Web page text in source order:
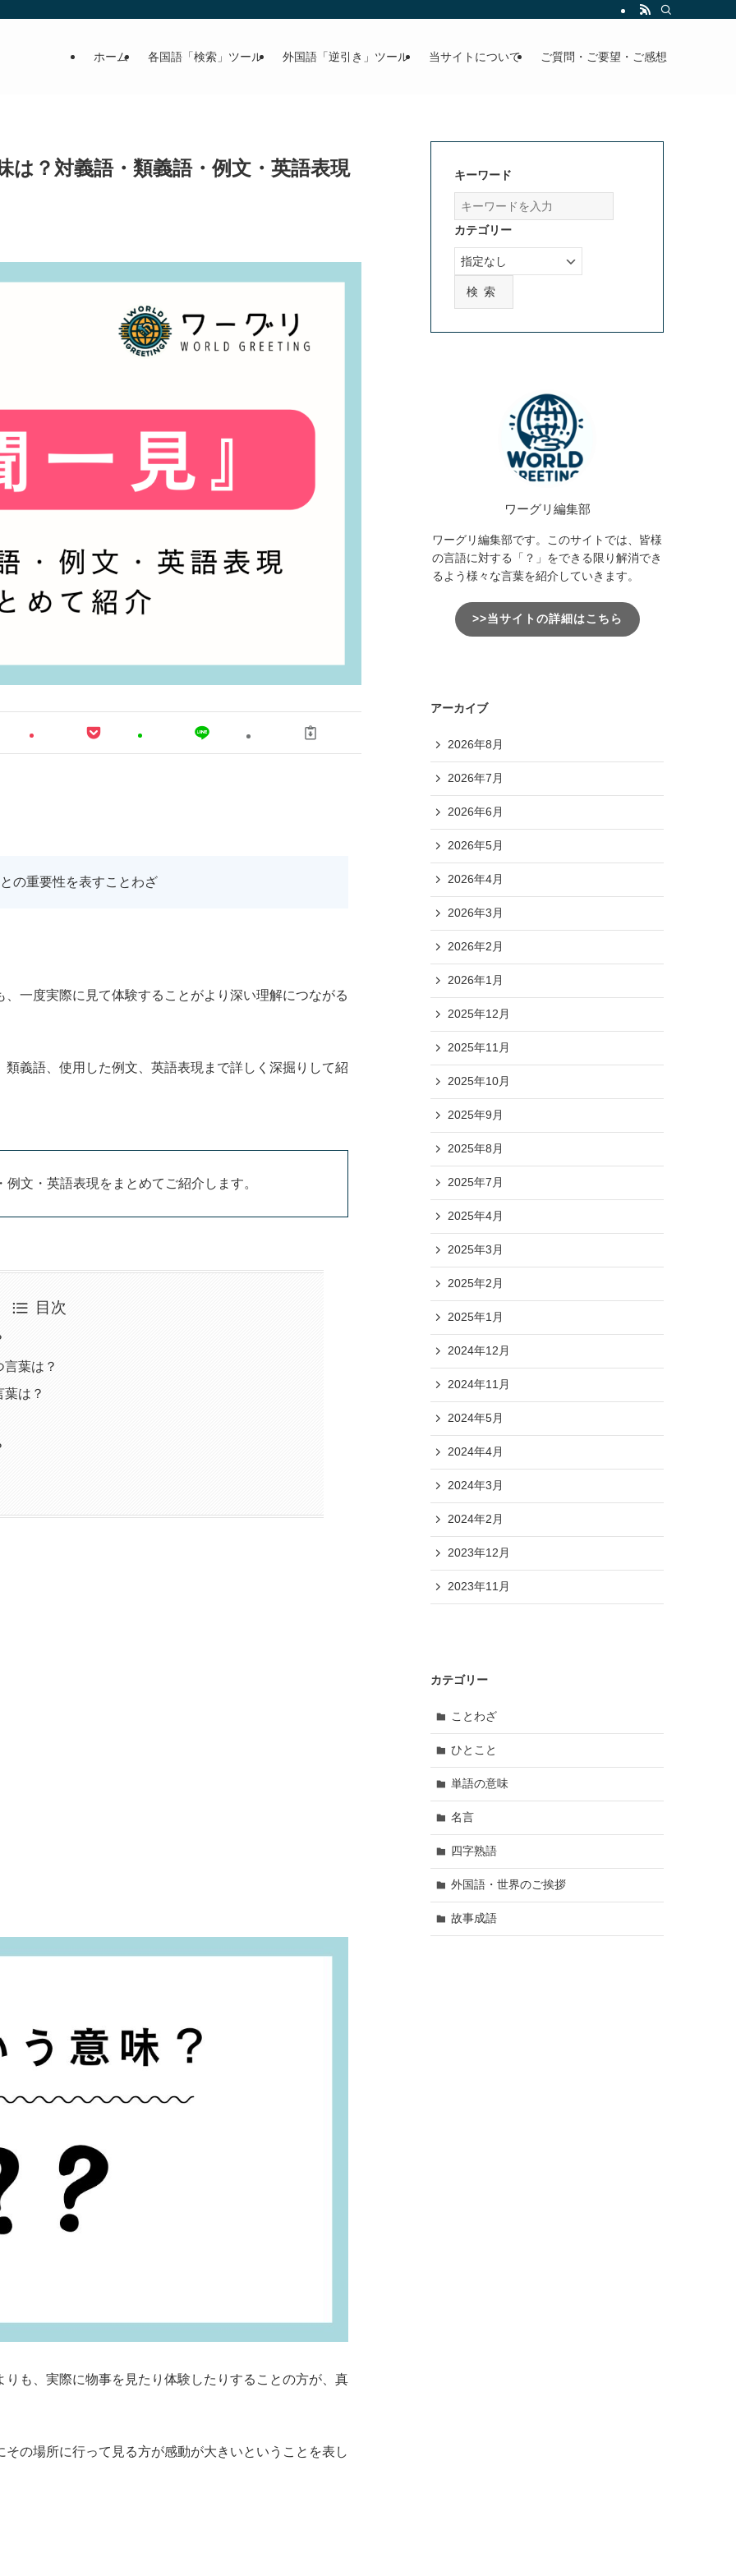
ホーム 各国語「検索」ツール 外国語「逆引き」ツール 当サイトについて ご質問・ご要望・ご感想
は？対義語・類義語・例文・英語表現
の重要性を表すことわざ
一度実際に見て体験することがより深い理解につながる
義語、使用した例文、英語表現まで詳しく深掘りして紹
文・英語表現をまとめてご紹介します。
目次
葉は？
は？
も、実際に物事を見たり体験したりすることの方が、真
の場所に行って見る方が感動が大きいということを表し
キーワード
カテゴリー
検索
ワーグリ編集部
ワーグリ編集部です。このサイトでは、皆様
の言語に対する「？」をできる限り解消でき
るよう様々な言葉を紹介していきます。
>>当サイトの詳細はこちら
アーカイブ
2026年8月
2026年7月
2026年6月
2026年5月
2026年4月
2026年3月
2026年2月
2026年1月
2025年12月
2025年11月
2025年10月
2025年9月
2025年8月
2025年7月
2025年4月
2025年3月
2025年2月
2025年1月
2024年12月
2024年11月
2024年5月
2024年4月
2024年3月
2024年2月
2023年12月
2023年11月
カテゴリー
ことわざ
ひとこと
単語の意味
名言
四字熟語
外国語・世界のご挨拶
故事成語